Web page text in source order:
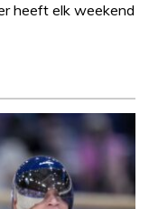
heeft elk weekend